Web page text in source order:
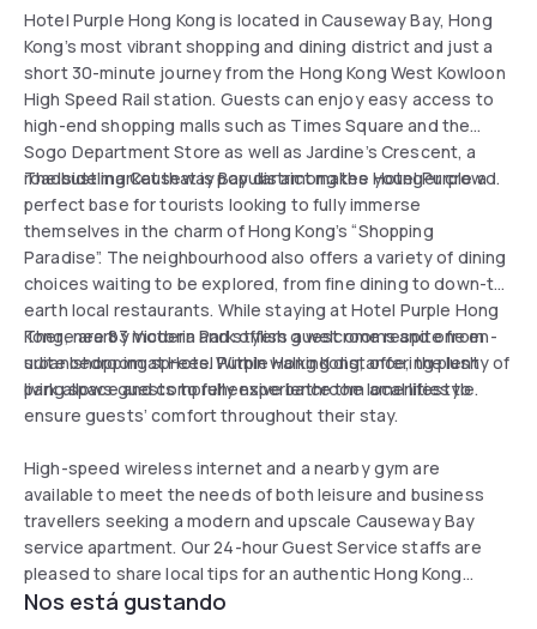
Hotel Purple Hong Kong is located in Causeway Bay, Hong
Kong’s most vibrant shopping and dining district and just a
short 30-minute journey from the Hong Kong West Kowloon
High Speed Rail station. Guests can enjoy easy access to
high-end shopping malls such as Times Square and the
Sogo Department Store as well as Jardine’s Crescent, a
roadside market that is popular among the younger crowd.
The bustling Causeway Bay district makes Hotel Purple a
perfect base for tourists looking to fully immerse
themselves in the charm of Hong Kong’s “Shopping
Paradise”. The neighbourhood also offers a variety of dining
choices waiting to be explored, from fine dining to down-to-
earth local restaurants. While staying at Hotel Purple Hong
Kong, nearby Victoria Park offers a welcome respite from
urban shopping sprees. Within walking distance, the lush
park allows guests to fully experience the local lifestyle.
There are 83 modern and stylish guest rooms and one en-
suite bedroom at Hotel Purple Hong Kong, offering plenty of
living space and comprehensive bathroom amenities to
ensure guests’ comfort throughout their stay.
High-speed wireless internet and a nearby gym are
available to meet the needs of both leisure and business
travellers seeking a modern and upscale Causeway Bay
service apartment. Our 24-hour Guest Service staffs are
pleased to share local tips for an authentic Hong Kong
experience, and our security system promise a safe and
Nos está gustando